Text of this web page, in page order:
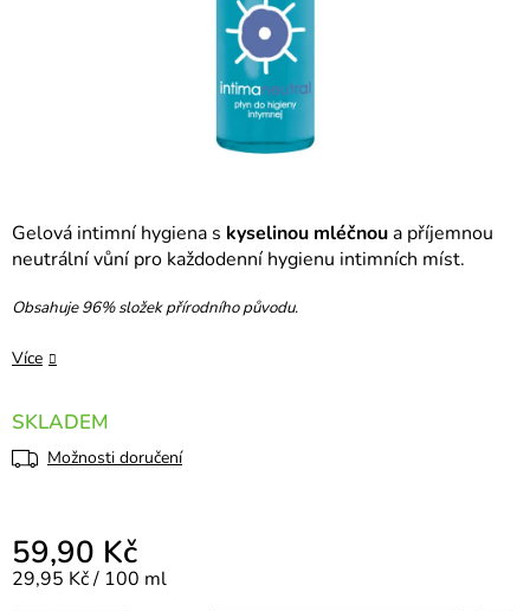
Gelová intimní hygiena s kyselinou mléčnoua příjemnou
neutrální vůní pro každodenní hygienu intimních míst.
Obsahuje 96% složek přírodního původu.
Více
SKLADEM
Možnosti doručení
59,90 Kč
Měrná cena:
29,95 Kč / 100 ml